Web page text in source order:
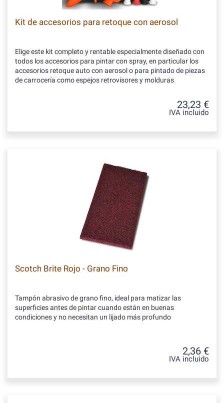
Kit de accesorios para retoque con aerosol
Elige este kit completo y rentable especialmente diseñado con
todos los accesorios para pintar con spray, en particular los
accesorios retoque auto con aerosol o para pintado de piezas
de carrocería como espejos retrovisores y molduras
23,23 €
IVA incluido
Scotch Brite Rojo - Grano Fino
Tampón abrasivo de grano fino, ideal para matizar las
superficies antes de pintar cuando están en buenas
condiciones y no necesitan un lijado más profundo
2,36 €
IVA incluido